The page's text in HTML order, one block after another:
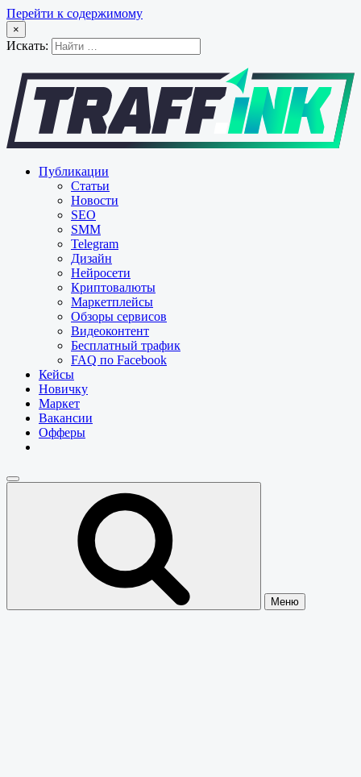
Перейти к содержимому
×
Искать:
Публикации
Статьи
Новости
SEO
SMM
Telegram
Дизайн
Нейросети
Криптовалюты
Маркетплейсы
Обзоры сервисов
Видеоконтент
Бесплатный трафик
FAQ по Facebook
Кейсы
Новичку
Маркет
Вакансии
Офферы
Меню